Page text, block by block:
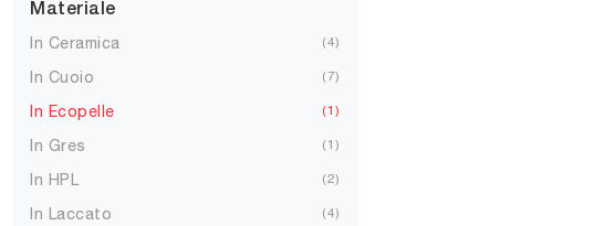
Materiale
In Ceramica 4
In Cuoio 7
In Ecopelle 1
In Gres 1
In HPL 2
In Laccato 4